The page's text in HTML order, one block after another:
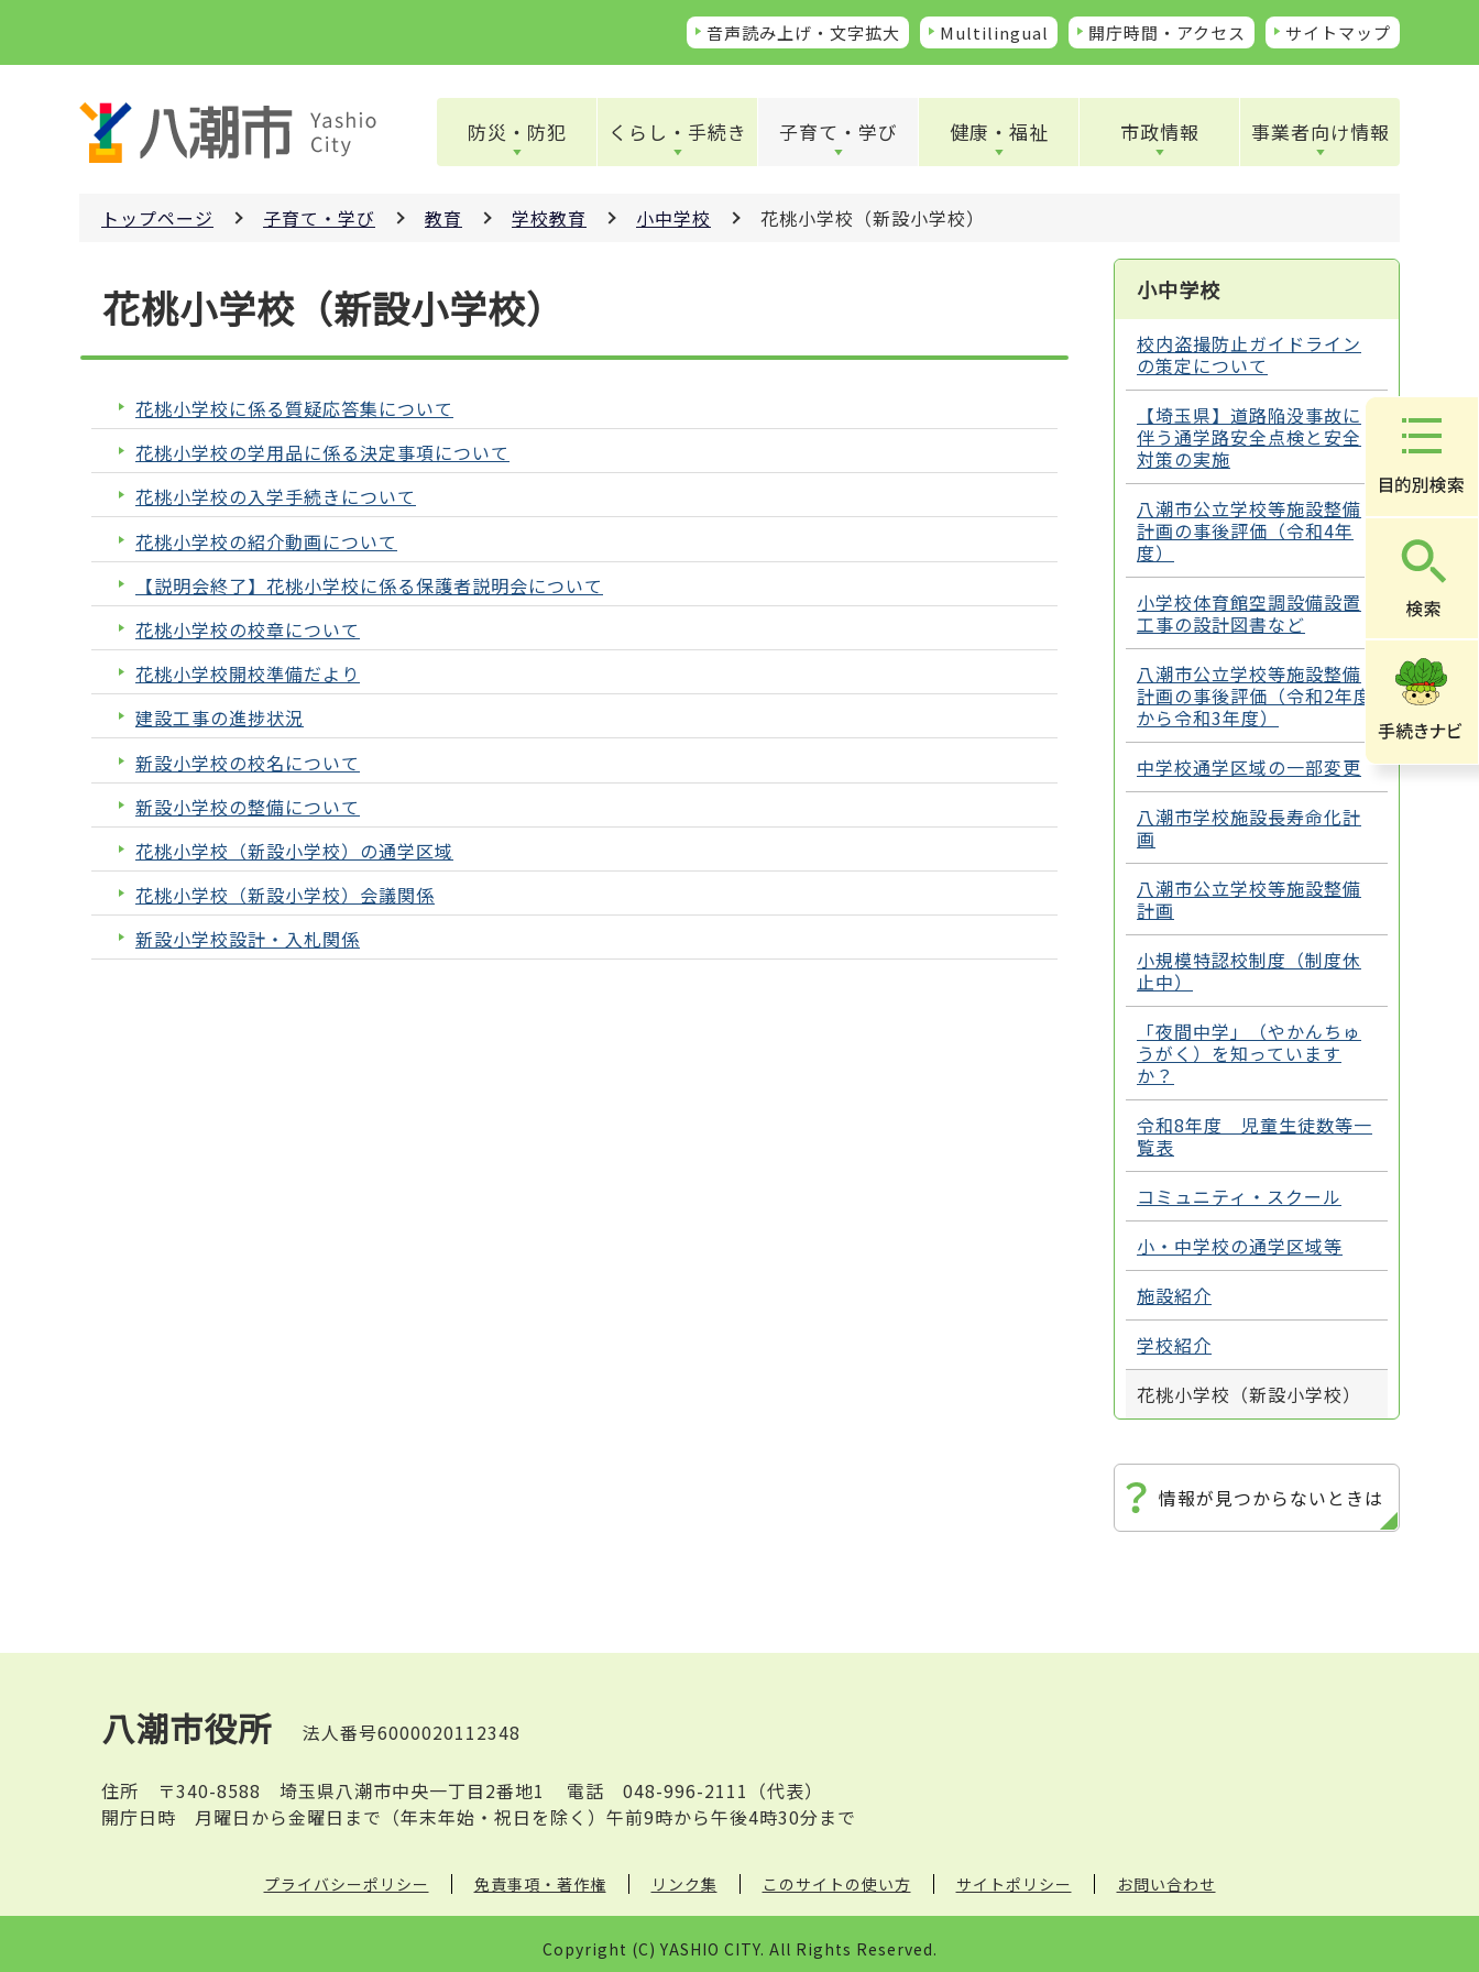
ペ
音声読み上げ・文字拡大 Multilingual 開庁時間・アクセス サイトマップ
防災・防犯 くらし・手続き 子育て・学び 健康・福祉 市政情報 事業者向け情報
トップページ 子育て・学び 教育 学校教育 小中学校 花桃小学校（新設小学校）
花桃小学校（新設小学校）
花桃小学校に係る質疑応答集について
花桃小学校の学用品に係る決定事項について
花桃小学校の入学手続きについて
花桃小学校の紹介動画について
【説明会終了】花桃小学校に係る保護者説明会について
花桃小学校の校章について
花桃小学校開校準備だより
建設工事の進捗状況
新設小学校の校名について
新設小学校の整備について
花桃小学校（新設小学校）の通学区域
花桃小学校（新設小学校）会議関係
新設小学校設計・入札関係
小中学校
校内盗撮防止ガイドライン
の策定について
【埼玉県】道路陥没事故に
伴う通学路安全点検と安全
対策の実施
八潮市公立学校等施設整備
計画の事後評価（令和4年
度）
小学校体育館空調設備設置
工事の設計図書など
八潮市公立学校等施設整備
計画の事後評価（令和2年度
から令和3年度）
中学校通学区域の一部変更
八潮市学校施設長寿命化計
画
八潮市公立学校等施設整備
計画
小規模特認校制度（制度休
止中）
「夜間中学」（やかんちゅ
うがく）を知っています
か？
令和8年度 児童生徒数等一
覧表
コミュニティ・スクール
小・中学校の通学区域等
施設紹介
学校紹介
花桃小学校（新設小学校）
情報が見つからないときは
八潮市役所 法人番号6000020112348
住所 〒340-8588 埼玉県八潮市中央一丁目2番地1 電話 048-996-2111（代表）
開庁日時 月曜日から金曜日まで（年末年始・祝日を除く）午前9時から午後4時30分まで
プライバシーポリシー 免責事項・著作権 リンク集 このサイトの使い方 サイトポリシー お問い合わせ
Copyright (C) YASHIO CITY. All Rights Reserved.